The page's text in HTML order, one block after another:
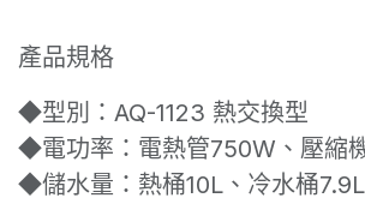
產品規格
◆型別：AQ-1123 熱交換型
◆電功率：電熱管750W、壓縮
◆儲水量：熱桶10L、冷水桶